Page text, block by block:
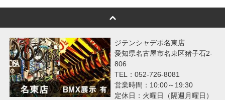
ジテンシャデポ名東店
愛知県名古屋市名東区猪子石2-
806
TEL：052-726-8081
営業時間：10:00～19:30
定休日：火曜日（隔週月曜日）